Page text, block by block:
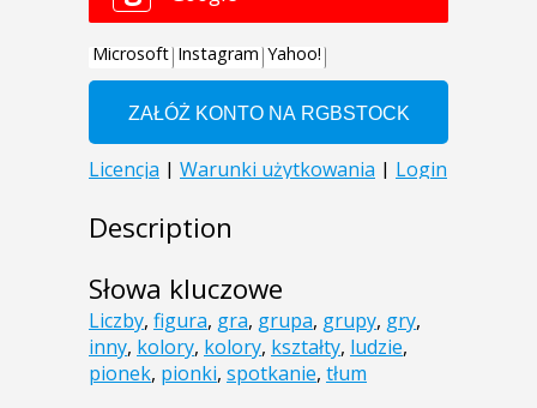
Description
Słowa kluczowe
Liczby, figura, gra, grupa, grupy, gry,
inny, kolory, kolory, kształty, ludzie,
pionek, pionki, spotkanie, tłum